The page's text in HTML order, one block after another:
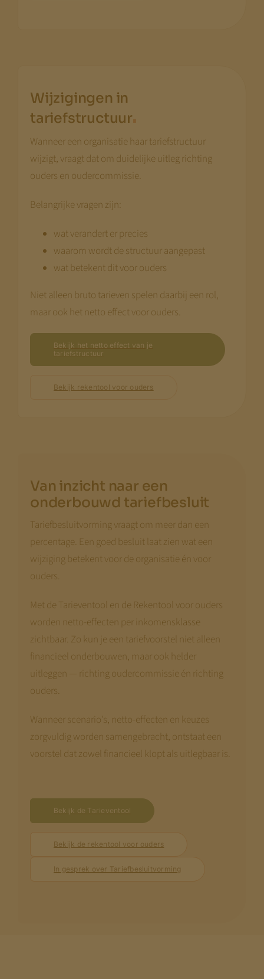
Wijzigingen in
tariefstructuur.
Wanneer een organisatie haar tariefstructuur
wijzigt, vraagt dat om duidelijke uitleg richting
ouders en oudercommissie.
Belangrijke vragen zijn:
wat verandert er precies
waarom wordt de structuur aangepast
wat betekent dit voor ouders
Niet alleen bruto tarieven spelen daarbij een rol,
maar ook het netto effect voor ouders.
Bekijk het netto effect van je
tariefstructuur
Bekijk rekentool voor ouders
Van inzicht naar een
onderbouwd tariefbesluit
Tariefbesluitvorming vraagt om meer dan een
percentage. Een goed besluit laat zien wat een
wijziging betekent voor de organisatie én voor
ouders.
Met de Tarieventool en de Rekentool voor ouders
worden netto-effecten per inkomensklasse
zichtbaar. Zo kun je een tariefvoorstel niet alleen
financieel onderbouwen, maar ook helder
uitleggen — richting oudercommissie én richting
ouders.
Wanneer scenario’s, netto-effecten en keuzes
zorgvuldig worden samengebracht, ontstaat een
voorstel dat zowel financieel klopt als uitlegbaar is.
Bekijk de Tarieventool
Bekijk de rekentool voor ouders
In gesprek over Tariefbesluitvorming